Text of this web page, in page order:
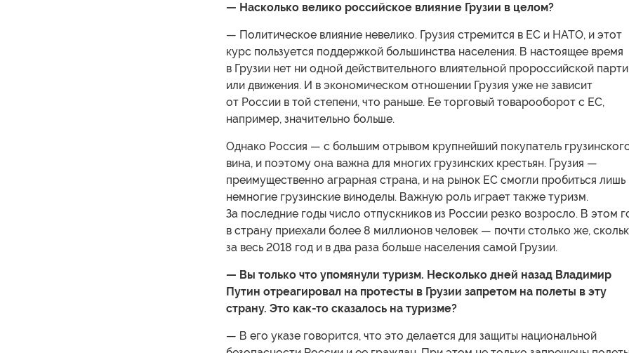
— Насколько велико российское влияние Грузии в целом?
— Политическое влияние невелико. Грузия стремится в ЕС и НАТО, и этот
курс пользуется поддержкой большинства населения. В настоящее время
в Грузии нет ни одной действительного влиятельной пророссийской
или движения. И в экономическом отношении Грузия уже не зависит
от России в той степени, что раньше. Ее торговый товарооборот с ЕС,
например, значительно больше.
Однако Россия — с большим отрывом крупнейший покупатель
вина, и поэтому она важна для многих грузинских крестьян. Грузия —
преимущественно аграрная страна, и на рынок ЕС смогли пробиться лишь
немногие грузинские виноделы. Важную роль играет также туризм.
За последние годы число отпускников из России резко возросло. В этом
в страну приехали более 8 миллионов человек — почти столько же,
за весь 2018 год и в два раза больше населения самой Грузии.
— Вы только что упомянули туризм. Несколько дней назад Владимир
Путин отреагировал на протесты в Грузии запретом на полеты в эту
страну. Это как-то сказалось на туризме?
— В его указе говорится, что это делается для защиты национальной